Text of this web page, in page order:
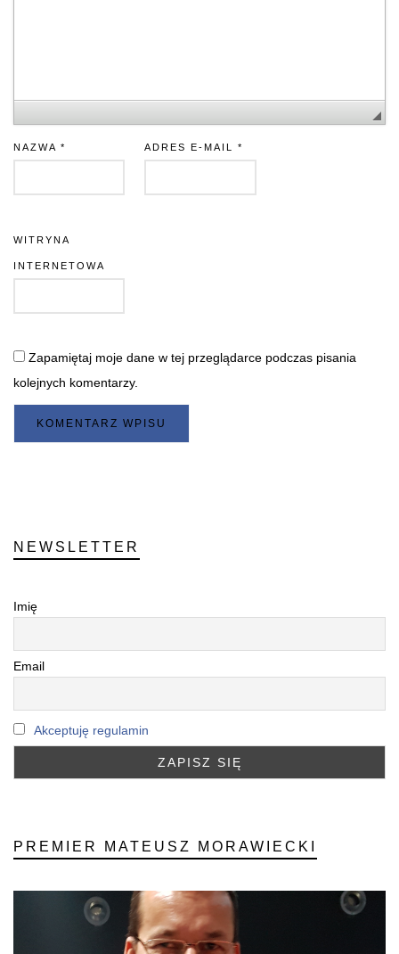
NAZWA * ADRES E-MAIL*
WITRYNA
INTERNETOWA
Zapamiętaj moje dane w tej przeglądarce podczas pisania
kolejnych komentarzy.
NEWSLETTER
Imię
Email
Akceptuję regulamin
PREMIER MATEUSZ MORAWIECKI